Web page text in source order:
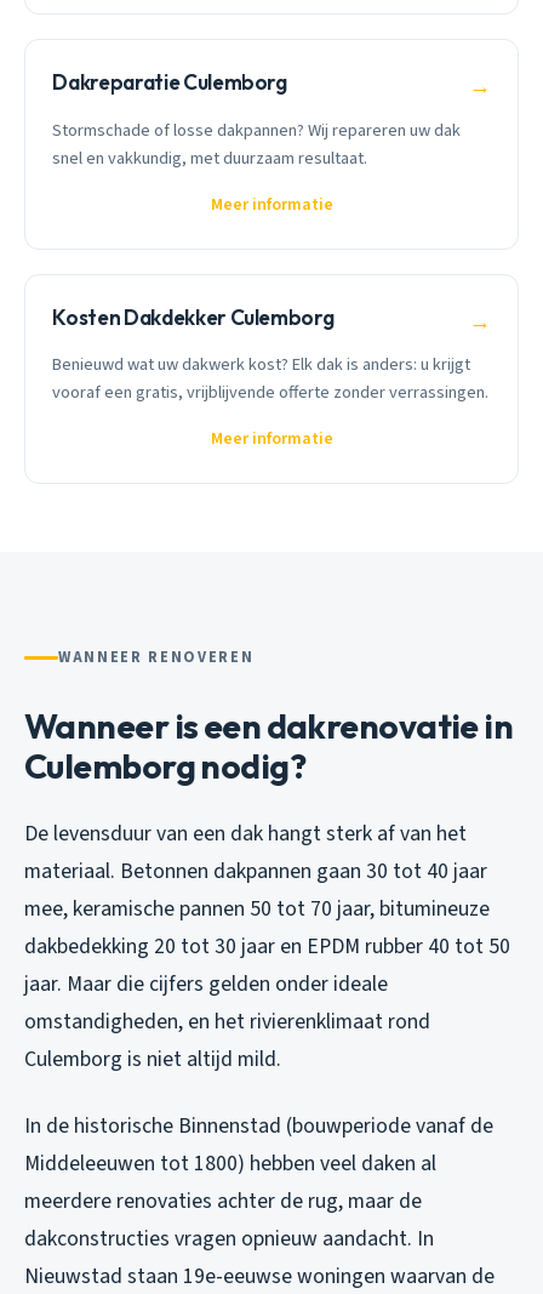
Dakreparatie Culemborg →
Stormschade of losse dakpannen? Wij repareren uw dak
snel en vakkundig, met duurzaam resultaat.
Meer informatie
Kosten Dakdekker Culemborg →
Benieuwd wat uw dakwerk kost? Elk dak is anders: u krijgt
vooraf een gratis, vrijblijvende offerte zonder verrassingen.
Meer informatie
WANNEER RENOVEREN
Wanneer is een dakrenovatie in
Culemborg nodig?
De levensduur van een dak hangt sterk af van het
materiaal. Betonnen dakpannen gaan 30 tot 40 jaar
mee, keramische pannen 50 tot 70 jaar, bitumineuze
dakbedekking 20 tot 30 jaar en EPDM rubber 40 tot 50
jaar. Maar die cijfers gelden onder ideale
omstandigheden, en het rivierenklimaat rond
Culemborg is niet altijd mild.
In de historische Binnenstad (bouwperiode vanaf de
Middeleeuwen tot 1800) hebben veel daken al
meerdere renovaties achter de rug, maar de
dakconstructies vragen opnieuw aandacht. In
Nieuwstad staan 19e-eeuwse woningen waarvan de